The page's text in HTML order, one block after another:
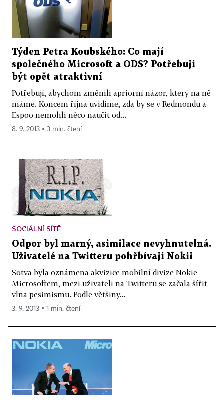
Týden Petra Koubského: Co mají
společného Microsoft a ODS? Potřebují
být opět atraktivní
Potřebují, abychom změnili apriorní názor, který na ně
máme. Koncem října uvidíme, zda by se v Redmondu a
Espoo nemohli něco naučit od...
8. 9. 2013 ▪ 3 min. čtení
SOCIÁLNÍ SÍTĚ
Odpor byl marný, asimilace nevyhnutelná.
Uživatelé na Twitteru pohřbívají Nokii
Sotva byla oznámena akvizice mobilní divize Nokie
Microsoftem, mezi uživateli na Twitteru se začala šířit
vlna pesimismu. Podle většiny...
3. 9. 2013 ▪ 1 min. čtení